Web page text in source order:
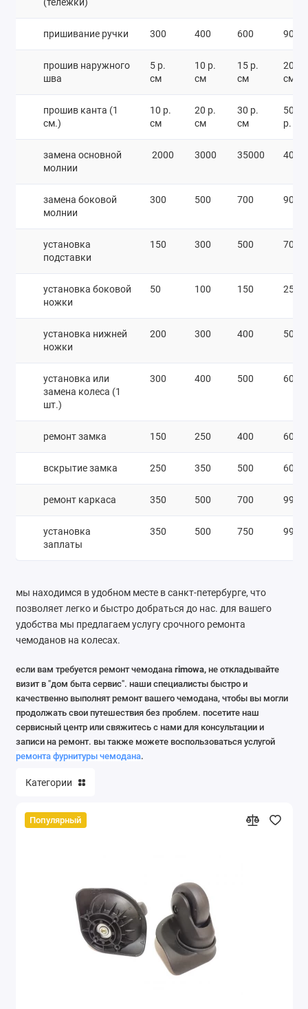
пришивание ручки 300 400 600 900
прошив наружного
шва
5 р.
см
10 р.
см
15 р.
см
20 р.
см
прошив канта (1
см.)
10 р.
см
20 р.
см
30 р.
см
50
р. см
замена основной
молнии
2000 3000 35000 4000
замена боковой
молнии
300 500 700 900
установка
подставки
150 300 500 700
установка боковой
ножки
50 100 150 250
установка нижней
ножки
200 300 400 500
установка или
замена колеса (1
шт.)
300 400 500 600
ремонт замка 150 250 400 600
вскрытие замка 250 350 500 600
ремонт каркаса 350 500 700 990
установка
заплаты
350 500 750 990
мы находимся в удобном месте в санкт-петербурге, что
позволяет легко и быстро добраться до нас. для вашего
удобства мы предлагаем услугу срочного ремонта
чемоданов на колесах.
если вам требуется ремонт чемодана rimowa,не откладывайте
визит в "дом быта сервис". наши специалисты быстро и
качественно выполнят ремонт вашего чемодана, чтобы вы могли
продолжать свои путешествия без проблем. посетите наш
сервисный центр или свяжитесь с нами для консультации и
записи на ремонт. вы также можете воспользоваться услугой
ремонта фурнитуры чемодана.
Категории
Популярный